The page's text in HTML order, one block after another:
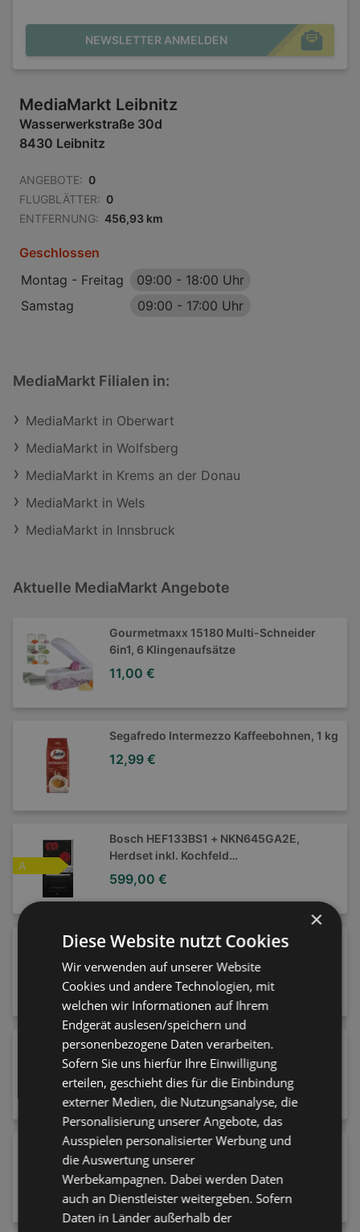
NEWSLETTER ANMELDEN
MediaMarkt Leibnitz
Wasserwerkstraße 30d
8430 Leibnitz
ANGEBOTE: 0
FLUGBLÄTTER: 0
ENTFERNUNG: 456,93 km
Geschlossen
Montag - Freitag
09:00 - 18:00 Uhr
Samstag
09:00 - 17:00 Uhr
MediaMarkt Filialen in:
MediaMarkt in Oberwart
MediaMarkt in Wolfsberg
MediaMarkt in Krems an der Donau
MediaMarkt in Wels
MediaMarkt in Innsbruck
Aktuelle MediaMarkt Angebote
Gourmetmaxx 15180 Multi-Schneider
6in1, 6 Klingenaufsätze
11,00 €
Segafredo Intermezzo Kaffeebohnen, 1 kg
12,99 €
Bosch HEF133BS1 + NKN645GA2E,
Herdset inkl. Kochfeld
(Strahlungsheizung, A, 66 l)
599,00 €
ENERGIEEFFIZIENZ
A
Koenic KMWC 2625 DB Mikrowelle 4in1
Schwarz)
133,00 €
CANON Fotopapier + Farbband RP-108
10x15 cm, 108 Blatt
30,00 €
Philips EP5547/90 Series 5500 Latte Go
Kaffeevollautomat (Matt-Schwarz,
Scheibenmahlwerk aus Keramik, 15 bar,
externer Milchbehälter)
549,00 €
×
Diese Website nutzt Cookies
Wir verwenden auf unserer Website
Cookies und andere Technologien, mit
welchen wir Informationen auf Ihrem
Endgerät auslesen/speichern und
personenbezogene Daten verarbeiten.
Sofern Sie uns hierfür Ihre Einwilligung
erteilen, geschieht dies für die Einbindung
externer Medien, die Nutzungsanalyse, die
Personalisierung unserer Angebote, das
Ausspielen personalisierter Werbung und
die Auswertung unserer
Werbekampagnen. Dabei werden Daten
auch an Dienstleister weitergeben. Sofern
Daten in Länder außerhalb der